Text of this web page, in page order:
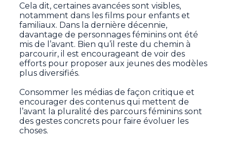
Cela dit, certaines avancées sont visibles,
notamment dans les films pour enfants et
familiaux. Dans la dernière décennie,
davantage de personnages féminins ont été
mis de l’avant. Bien qu’il reste du chemin à
parcourir, il est encourageant de voir des
efforts pour proposer aux jeunes des modèles
plus diversifiés.
Consommer les médias de façon critique et
encourager des contenus qui mettent de
l’avant la pluralité des parcours féminins sont
des gestes concrets pour faire évoluer les
choses.